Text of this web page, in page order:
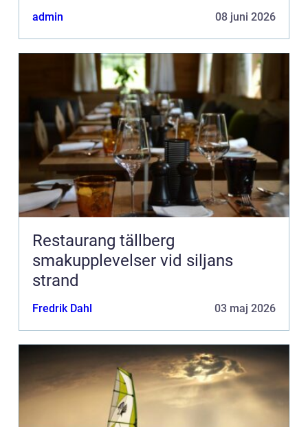
admin 08 juni 2026
Restaurang tällberg
smakupplevelser vid siljans
strand
Fredrik Dahl 03 maj 2026